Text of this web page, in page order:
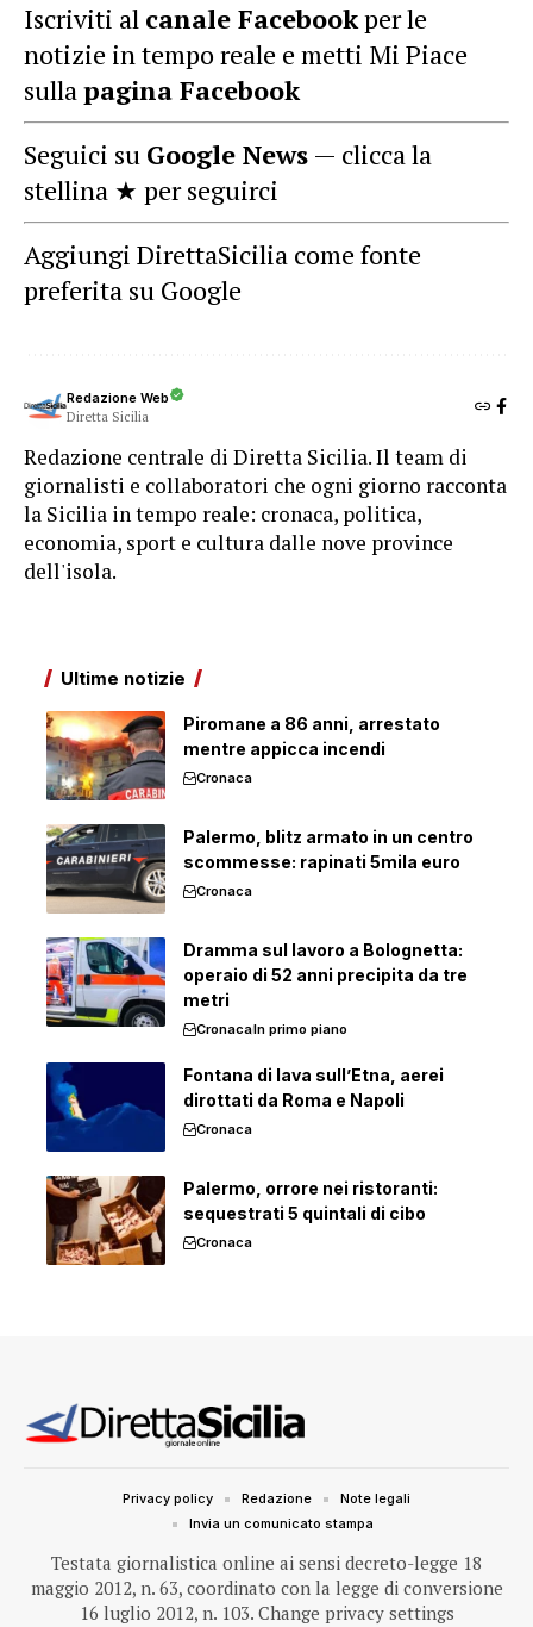
Iscriviti al canale Facebookper le
notizie in tempo reale e metti Mi Piace
sullapagina Facebook
Seguici su Google News — clicca la
stellina ★ per seguirci
Aggiungi DirettaSicilia come fonte
preferita su Google
Redazione Web
Diretta Sicilia
Redazione centrale di Diretta Sicilia. Il team di
giornalisti e collaboratori che ogni giorno racconta
la Sicilia in tempo reale: cronaca, politica,
economia, sport e cultura dalle nove province
dell'isola.
Ultime notizie
Piromane a 86 anni, arrestato
mentre appicca incendi
Cronaca
Palermo, blitz armato in un centro
scommesse: rapinati 5mila euro
Cronaca
Dramma sul lavoro a Bolognetta:
operaio di 52 anni precipita da tre
metri
CronacaIn primo piano
Fontana di lava sull’Etna, aerei
dirottati da Roma e Napoli
Cronaca
Palermo, orrore nei ristoranti:
sequestrati 5 quintali di cibo
Cronaca
Testata giornalistica online ai sensi decreto-legge 18
maggio 2012, n. 63, coordinato con la legge di conversione
16 luglio 2012, n. 103. Change privacy settings
Privacy policy Redazione
Note legali
Invia un comunicato stampa